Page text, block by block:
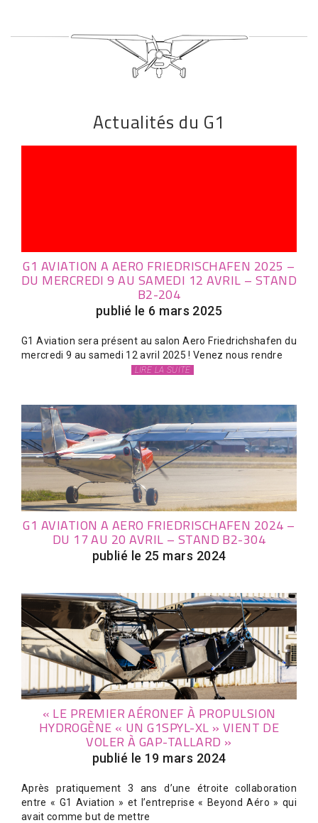
Actualités du G1
G1 AVIATION A AERO FRIEDRISCHAFEN 2025 –
DU MERCREDI 9 AU SAMEDI 12 AVRIL – STAND
B2-204
publié le 6 mars 2025
G1 Aviation sera présent au salon Aero Friedrichshafen du
mercredi 9 au samedi 12 avril 2025 ! Venez nous rendre
LIRE LA SUITE
G1 AVIATION A AERO FRIEDRISCHAFEN 2024 –
DU 17 AU 20 AVRIL – STAND B2-304
publié le 25 mars 2024
« LE PREMIER AÉRONEF À PROPULSION
HYDROGÈNE « UN G1SPYL-XL » VIENT DE
VOLER À GAP-TALLARD »
publié le 19 mars 2024
Après pratiquement 3 ans d’une étroite collaboration
entre « G1 Aviation » et l’entreprise « Beyond Aéro » qui
avait comme but de mettre